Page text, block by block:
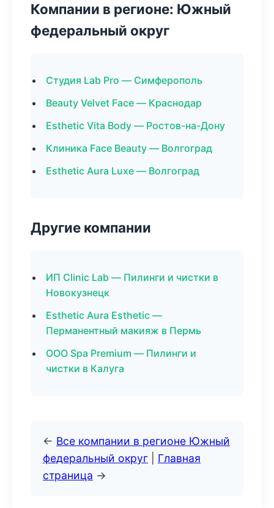
Компании в регионе: Южный
федеральный округ
Студия Lab Pro — Симферополь
Beauty Velvet Face — Краснодар
Esthetic Vita Body — Ростов-на-Дону
Клиника Face Beauty — Волгоград
Esthetic Aura Luxe — Волгоград
Другие компании
ИП Clinic Lab — Пилинги и чистки в
Новокузнецк
Esthetic Aura Esthetic —
Перманентный макияж в Пермь
ООО Spa Premium — Пилинги и
чистки в Калуга
← Все компании в регионе Южный
федеральный округ
Главная
страница →